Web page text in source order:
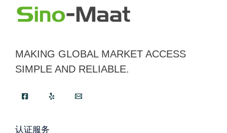
MAKING GLOBAL MARKET ACCESS
SIMPLE AND RELIABLE.
认证服务